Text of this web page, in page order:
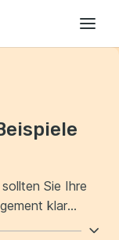
Sie Ihre
klar